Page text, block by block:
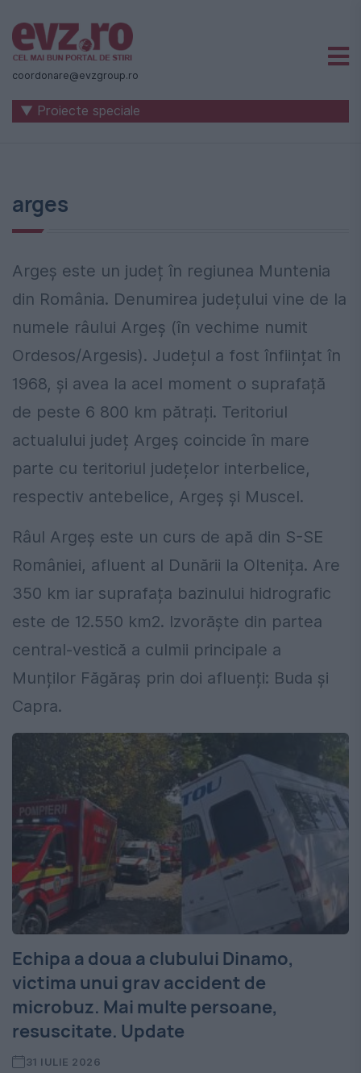
Știri
naționale
internaționale
-
Evenimentul
Zilei
coordonare@evzgroup.ro
▼ Proiecte speciale
arges
Argeș este un județ în regiunea Muntenia
din România. Denumirea județului vine de la
numele râului Argeș (în vechime numit
Ordesos/Argesis). Județul a fost înființat în
1968, și avea la acel moment o suprafață
de peste 6 800 km pătrați. Teritoriul
actualului județ Argeș coincide în mare
parte cu teritoriul județelor interbelice,
respectiv antebelice, Argeș și Muscel.
Râul Argeș este un curs de apă din S-SE
României, afluent al Dunării la Oltenița. Are
350 km iar suprafața bazinului hidrografic
este de 12.550 km2. Izvorăște din partea
central-vestică a culmii principale a
Munților Făgăraș prin doi afluenți: Buda și
Capra.
Echipa a doua a clubului Dinamo,
victima unui grav accident de
microbuz. Mai multe persoane,
resuscitate. Update
31 IULIE 2026